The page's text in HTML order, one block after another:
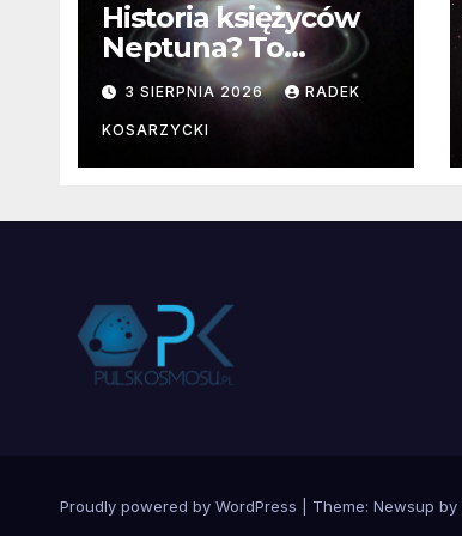
Historia księżyców
Neptuna? To
skomplikowane
3 SIERPNIA 2026 RADEK
KOSARZYCKI
Proudly powered by WordPress Theme: Newsup by